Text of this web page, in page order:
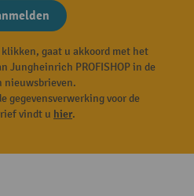
gaat u akkoord met het
Jungheinrich PROFISHOP in de
nieuwsbrieven.
gegevensverwerking voor de
vindt u hier.